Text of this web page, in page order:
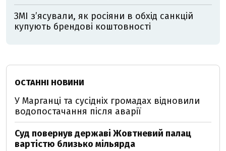
ЗМІ з’ясували, як росіяни в обхід санкцій
купують брендові коштовності
ОСТАННІ НОВИНИ
У Марганці та сусідніх громадах відновили
водопостачання після аварії
Суд повернув державі Жовтневий палац
вартістю близько мільярда